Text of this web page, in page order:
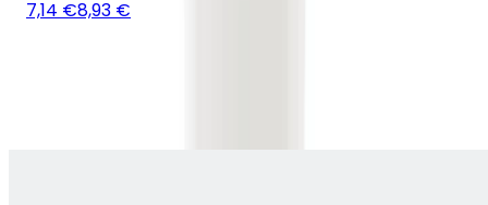
7,14 €8,93 €